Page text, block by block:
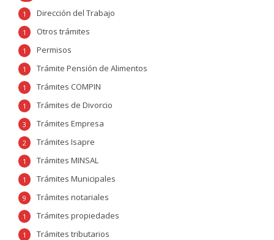
Dirección del Trabajo
1
Otros trámites
1
Permisos
1
Trámite Pensión de Alimentos
1
Trámites COMPIN
1
Trámites de Divorcio
1
Trámites Empresa
3
Trámites Isapre
2
Trámites MINSAL
1
Trámites Municipales
1
Trámites notariales
9
Trámites propiedades
1
Trámites tributarios
1